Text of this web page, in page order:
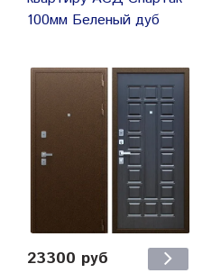
100мм Беленый дуб
23300 руб